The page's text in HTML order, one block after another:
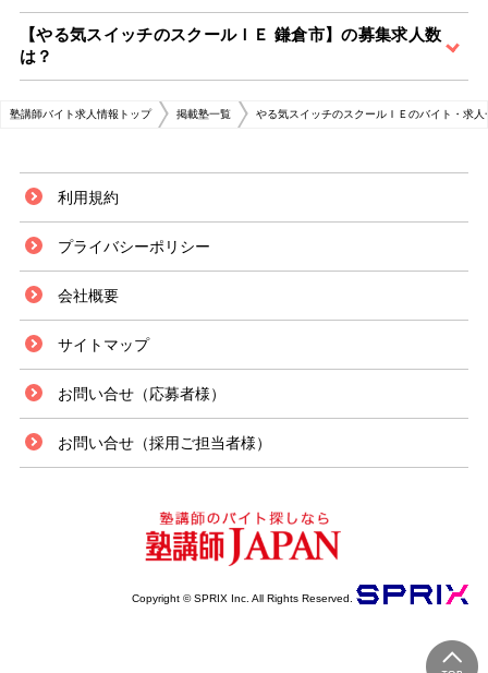
【やる気スイッチのスクールＩＥ 鎌倉市】の募集求人数
は？
塾講師バイト求人情報トップ 掲載塾一覧 やる気スイッチのスクールＩＥのバイト・求人
利用規約
プライバシーポリシー
会社概要
サイトマップ
お問い合せ（応募者様）
お問い合せ（採用ご担当者様）
Copyright © SPRIX Inc. All Rights Reserved.